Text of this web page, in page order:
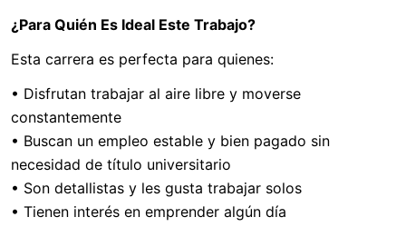
¿Para Quién Es Ideal Este Trabajo?
Esta carrera es perfecta para quienes:
• Disfrutan trabajar al aire libre y moverse
constantemente
• Buscan un empleo estable y bien pagado sin
necesidad de título universitario
• Son detallistas y les gusta trabajar solos
• Tienen interés en emprender algún día